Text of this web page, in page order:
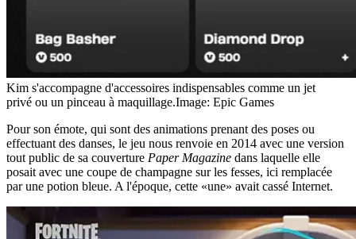
Kim s'accompagne d'accessoires indispensables comme un jet
privé ou un pinceau à maquillage.Image: Epic Games
Pour son émote, qui sont des animations prenant des poses ou
effectuant des danses, le jeu nous renvoie en 2014 avec une version
tout public de sa couverture Paper Magazine dans laquelle elle
posait avec une coupe de champagne sur les fesses, ici remplacée
par une potion bleue. A l'époque, cette «une» avait cassé Internet.